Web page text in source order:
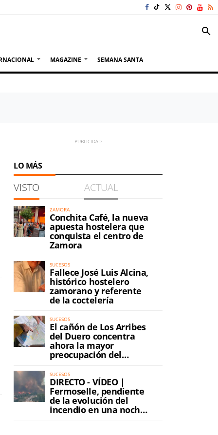
search
MAGAZINE SEMANA SANTA
LO MÁS
VISTO ACTUAL
ZAMORA
Conchita Café, la nueva
apuesta hostelera que
conquista el centro de
Zamora
SUCESOS
Fallece José Luis Alcina,
histórico hostelero
zamorano y referente
de la coctelería
SUCESOS
El cañón de Los Arribes
del Duero concentra
ahora la mayor
preocupación del
incendio
SUCESOS
DIRECTO - VÍDEO |
Fermoselle, pendiente
de la evolución del
incendio en una noche